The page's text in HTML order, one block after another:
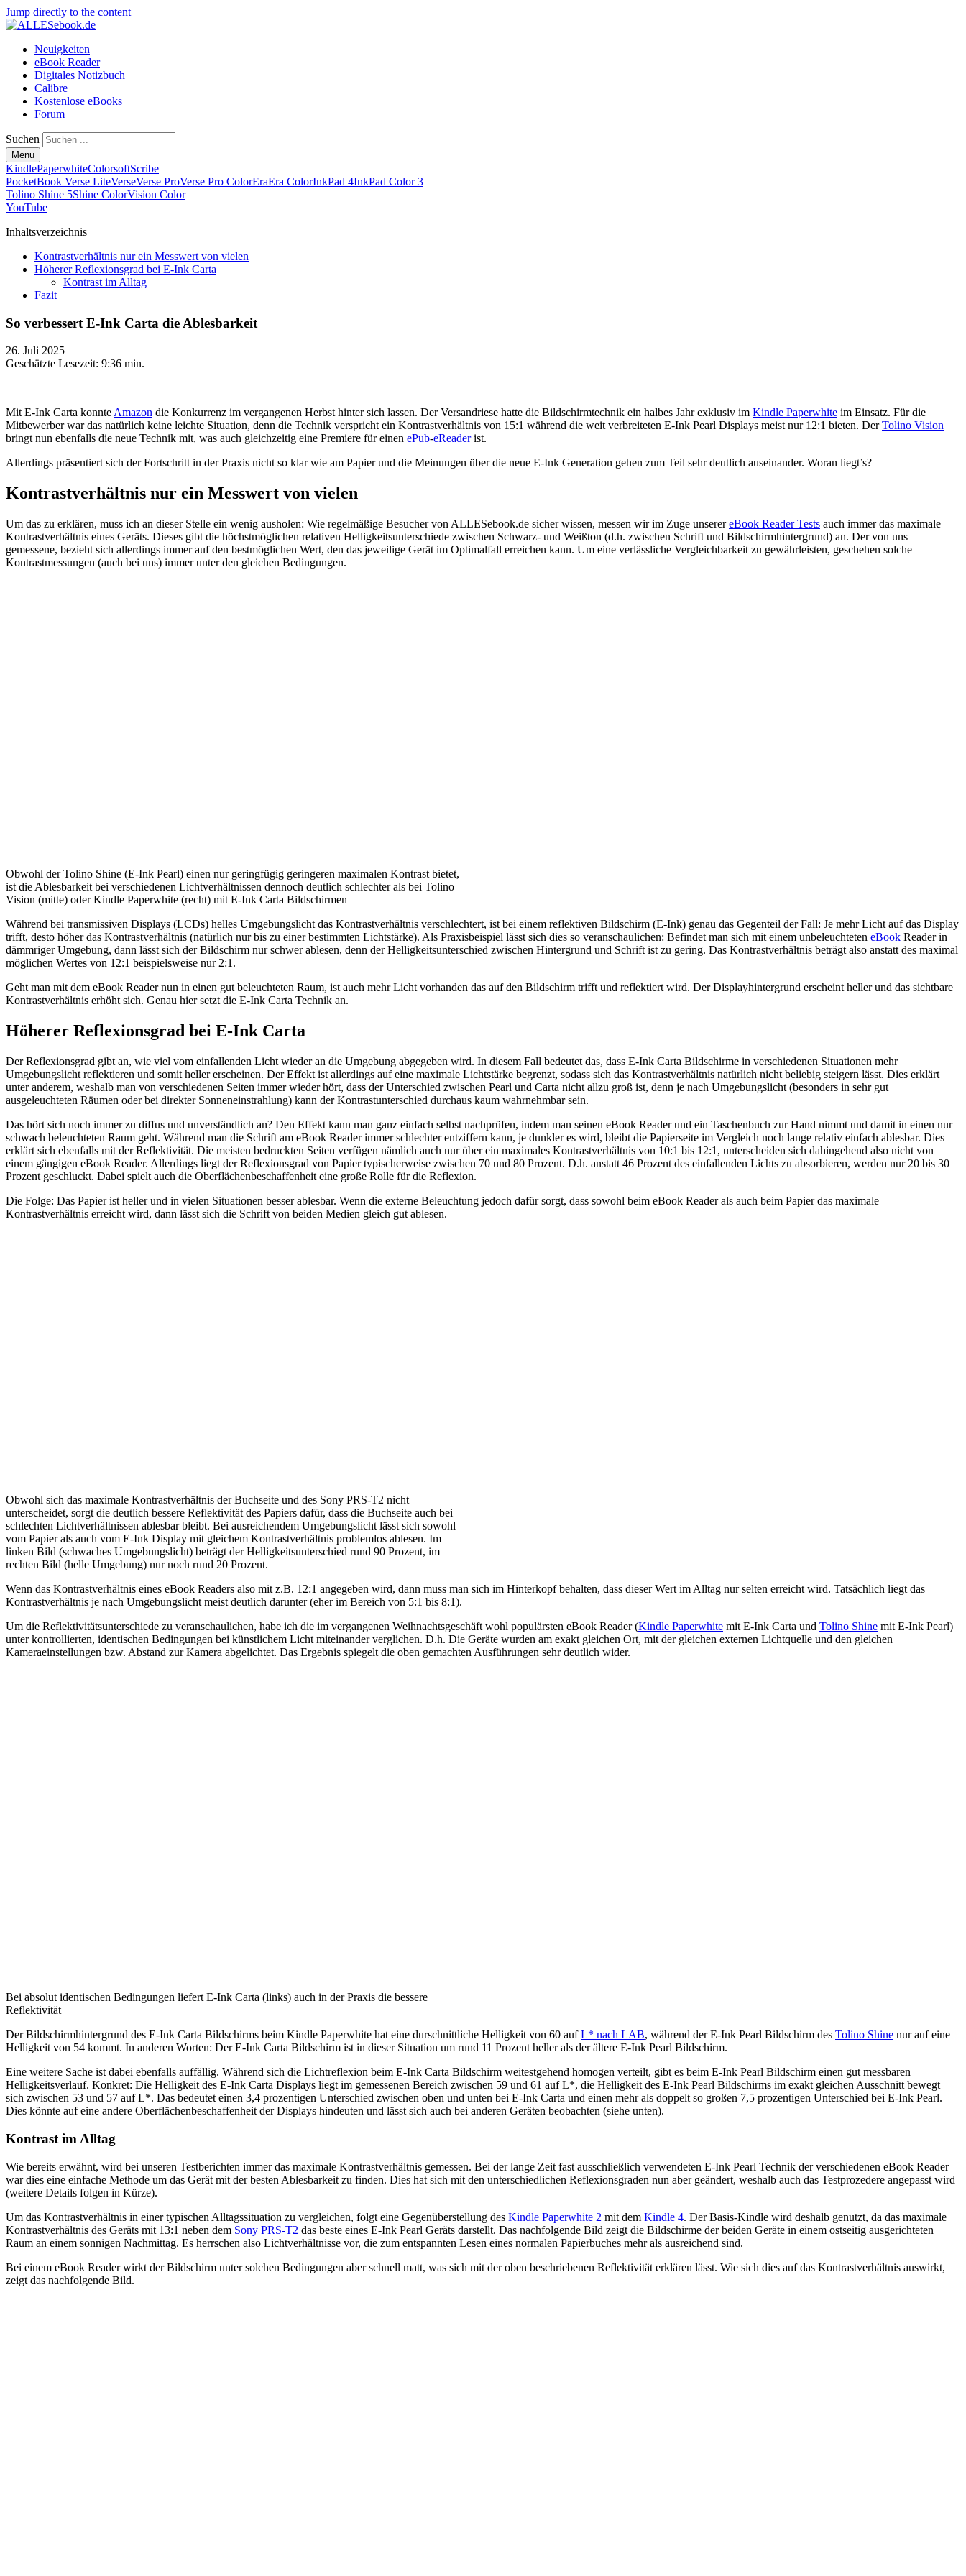
Jump directly to the content
Neuigkeiten
eBook Reader
Digitales Notizbuch
Calibre
Kostenlose eBooks
Forum
Suchen
Menu
KindlePaperwhiteColorsoftScribe
PocketBook Verse LiteVerseVerse ProVerse Pro ColorEraEra ColorInkPad 4InkPad Color 3
Tolino Shine 5Shine ColorVision Color
YouTube
Inhaltsverzeichnis
Kontrastverhältnis nur ein Messwert von vielen
Höherer Reflexionsgrad bei E-Ink Carta
Kontrast im Alltag
Fazit
So verbessert E-Ink Carta die Ablesbarkeit
26. Juli 2025
Geschätzte Lesezeit: 9:36 min.
Mit E-Ink Carta konnteAmazon die Konkurrenz im vergangenen Herbst hinter sich lassen. Der Versandriese hatte die Bildschirmtechnik ein halbes Jahr exklusiv im Kindle Paperwhite im Einsatz. Für die
Mitbewerber war das natürlich keine leichte Situation, denn die Technik verspricht ein Kontrastverhältnis von 15:1 während die weit verbreiteten E-Ink Pearl Displays meist nur 12:1 bieten. DerTolino Vision
bringt nun ebenfalls die neue Technik mit, was auch gleichzeitig eine Premiere für einen ePub-eReaderist.
Allerdings präsentiert sich der Fortschritt in der Praxis nicht so klar wie am Papier und die Meinungen über die neue E-Ink Generation gehen zum Teil sehr deutlich auseinander. Woran liegt’s?
Kontrastverhältnis nur ein Messwert von vielen
Um das zu erklären, muss ich an dieser Stelle ein wenig ausholen: Wie regelmäßige Besucher von ALLESebook.de sicher wissen, messen wir im Zuge unserereBook Reader Tests auch immer das maximale
Kontrastverhältnis eines Geräts. Dieses gibt die höchstmöglichen relativen Helligkeitsunterschiede zwischen Schwarz- und Weißton (d.h. zwischen Schrift und Bildschirmhintergrund) an. Der von uns
gemessene, bezieht sich allerdings immer auf den bestmöglichen Wert, den das jeweilige Gerät im Optimalfall erreichen kann. Um eine verlässliche Vergleichbarkeit zu gewährleisten, geschehen solche
Kontrastmessungen (auch bei uns) immer unter den gleichen Bedingungen.
Obwohl der Tolino Shine (E-Ink Pearl) einen nur geringfügig geringeren maximalen Kontrast bietet,
ist die Ablesbarkeit bei verschiedenen Lichtverhältnissen dennoch deutlich schlechter als bei Tolino
Vision (mitte) oder Kindle Paperwhite (recht) mit E-Ink Carta Bildschirmen
Während bei transmissiven Displays (LCDs) helles Umgebungslicht das Kontrastverhältnis verschlechtert, ist bei einem reflektiven Bildschirm (E-Ink) genau das Gegenteil der Fall: Je mehr Licht auf das Display
trifft, desto höher das Kontrastverhältnis (natürlich nur bis zu einer bestimmten Lichtstärke). Als Praxisbeispiel lässt sich dies so veranschaulichen: Befindet man sich mit einem unbeleuchteten eBook Reader in
dämmriger Umgebung, dann lässt sich der Bildschirm nur schwer ablesen, denn der Helligkeitsunterschied zwischen Hintergrund und Schrift ist zu gering. Das Kontrastverhältnis beträgt also anstatt des maximal
möglichen Wertes von 12:1 beispielsweise nur 2:1.
Geht man mit dem eBook Reader nun in einen gut beleuchteten Raum, ist auch mehr Licht vorhanden das auf den Bildschirm trifft und reflektiert wird. Der Displayhintergrund erscheint heller und das sichtbare
Kontrastverhältnis erhöht sich. Genau hier setzt die E-Ink Carta Technik an.
Höherer Reflexionsgrad bei E-Ink Carta
Der Reflexionsgrad gibt an, wie viel vom einfallenden Licht wieder an die Umgebung abgegeben wird. In diesem Fall bedeutet das, dass E-Ink Carta Bildschirme in verschiedenen Situationen mehr
Umgebungslicht reflektieren und somit heller erscheinen. Der Effekt ist allerdings auf eine maximale Lichtstärke begrenzt, sodass sich das Kontrastverhältnis natürlich nicht beliebig steigern lässt. Dies erklärt
unter anderem, weshalb man von verschiedenen Seiten immer wieder hört, dass der Unterschied zwischen Pearl und Carta nicht allzu groß ist, denn je nach Umgebungslicht (besonders in sehr gut
ausgeleuchteten Räumen oder bei direkter Sonneneinstrahlung) kann der Kontrastunterschied durchaus kaum wahrnehmbar sein.
Das hört sich noch immer zu diffus und unverständlich an? Den Effekt kann man ganz einfach selbst nachprüfen, indem man seinen eBook Reader und ein Taschenbuch zur Hand nimmt und damit in einen nur
schwach beleuchteten Raum geht. Während man die Schrift am eBook Reader immer schlechter entziffern kann, je dunkler es wird, bleibt die Papierseite im Vergleich noch lange relativ einfach ablesbar. Dies
erklärt sich ebenfalls mit der Reflektivität. Die meisten bedruckten Seiten verfügen nämlich auch nur über ein maximales Kontrastverhältnis von 10:1 bis 12:1, unterscheiden sich dahingehend also nicht von
einem gängigen eBook Reader. Allerdings liegt der Reflexionsgrad von Papier typischerweise zwischen 70 und 80 Prozent. D.h. anstatt 46 Prozent des einfallenden Lichts zu absorbieren, werden nur 20 bis 30
Prozent geschluckt. Dabei spielt auch die Oberflächenbeschaffenheit eine große Rolle für die Reflexion.
Die Folge: Das Papier ist heller und in vielen Situationen besser ablesbar. Wenn die externe Beleuchtung jedoch dafür sorgt, dass sowohl beim eBook Reader als auch beim Papier das maximale
Kontrastverhältnis erreicht wird, dann lässt sich die Schrift von beiden Medien gleich gut ablesen.
Obwohl sich das maximale Kontrastverhältnis der Buchseite und des Sony PRS-T2 nicht
unterscheidet, sorgt die deutlich bessere Reflektivität des Papiers dafür, dass die Buchseite auch bei
schlechten Lichtverhältnissen ablesbar bleibt. Bei ausreichendem Umgebungslicht lässt sich sowohl
vom Papier als auch vom E-Ink Display mit gleichem Kontrastverhältnis problemlos ablesen. Im
linken Bild (schwaches Umgebungslicht) beträgt der Helligkeitsunterschied rund 90 Prozent, im
rechten Bild (helle Umgebung) nur noch rund 20 Prozent.
Wenn das Kontrastverhältnis eines eBook Readers also mit z.B. 12:1 angegeben wird, dann muss man sich im Hinterkopf behalten, dass dieser Wert im Alltag nur selten erreicht wird. Tatsächlich liegt das
Kontrastverhältnis je nach Umgebungslicht meist deutlich darunter (eher im Bereich von 5:1 bis 8:1).
Um die Reflektivitätsunterschiede zu veranschaulichen, habe ich die im vergangenen Weihnachtsgeschäft wohl populärsten eBook Reader (Kindle Paperwhite mit E-Ink Carta und Tolino Shine mit E-Ink Pearl)
unter kontrollierten, identischen Bedingungen bei künstlichem Licht miteinander verglichen. D.h. Die Geräte wurden am exakt gleichen Ort, mit der gleichen externen Lichtquelle und den gleichen
Kameraeinstellungen bzw. Abstand zur Kamera abgelichtet. Das Ergebnis spiegelt die oben gemachten Ausführungen sehr deutlich wider.
Bei absolut identischen Bedingungen liefert E-Ink Carta (links) auch in der Praxis die bessere
Reflektivität
Der Bildschirmhintergrund des E-Ink Carta Bildschirms beim Kindle Paperwhite hat eine durschnittliche Helligkeit von 60 aufL* nach LAB, während der E-Ink Pearl Bildschirm des Tolino Shine nur auf eine
Helligkeit von 54 kommt. In anderen Worten: Der E-Ink Carta Bildschirm ist in dieser Situation um rund 11 Prozent heller als der ältere E-Ink Pearl Bildschirm.
Eine weitere Sache ist dabei ebenfalls auffällig. Während sich die Lichtreflexion beim E-Ink Carta Bildschirm weitestgehend homogen verteilt, gibt es beim E-Ink Pearl Bildschirm einen gut messbaren
Helligkeitsverlauf. Konkret: Die Helligkeit des E-Ink Carta Displays liegt im gemessenen Bereich zwischen 59 und 61 auf L*, die Helligkeit des E-Ink Pearl Bildschirms im exakt gleichen Ausschnitt bewegt
sich zwischen 53 und 57 auf L*. Das bedeutet einen 3,4 prozentigen Unterschied zwischen oben und unten bei E-Ink Carta und einen mehr als doppelt so großen 7,5 prozentigen Unterschied bei E-Ink Pearl.
Dies könnte auf eine andere Oberflächenbeschaffenheit der Displays hindeuten und lässt sich auch bei anderen Geräten beobachten (siehe unten).
Kontrast im Alltag
Wie bereits erwähnt, wird bei unseren Testberichten immer das maximale Kontrastverhältnis gemessen. Bei der lange Zeit fast ausschließlich verwendeten E-Ink Pearl Technik der verschiedenen eBook Reader
war dies eine einfache Methode um das Gerät mit der besten Ablesbarkeit zu finden. Dies hat sich mit den unterschiedlichen Reflexionsgraden nun aber geändert, weshalb auch das Testprozedere angepasst wird
(weitere Details folgen in Kürze).
Um das Kontrastverhältnis in einer typischen Alltagssituation zu vergleichen, folgt eine Gegenüberstellung des Kindle Paperwhite 2 mit dem Kindle 4. Der Basis-Kindle wird deshalb genutzt, da das maximale
Kontrastverhältnis des Geräts mit 13:1 neben dem Sony PRS-T2 das beste eines E-Ink Pearl Geräts darstellt. Das nachfolgende Bild zeigt die Bildschirme der beiden Geräte in einem ostseitig ausgerichteten
Raum an einem sonnigen Nachmittag. Es herrschen also Lichtverhältnisse vor, die zum entspannten Lesen eines normalen Papierbuches mehr als ausreichend sind.
Bei einem eBook Reader wirkt der Bildschirm unter solchen Bedingungen aber schnell matt, was sich mit der oben beschriebenen Reflektivität erklären lässt. Wie sich dies auf das Kontrastverhältnis auswirkt,
zeigt das nachfolgende Bild.